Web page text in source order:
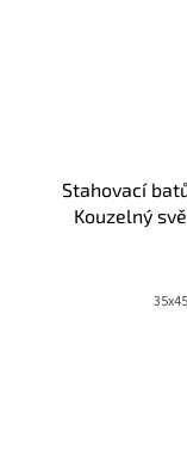
Stahovací
Kouzelný